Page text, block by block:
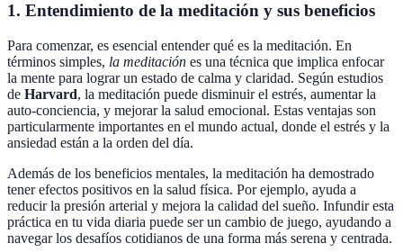
1. Entendimiento de la meditación y sus beneficios
Para comenzar, es esencial entender qué es la meditación. En
términos simples, la meditación es una técnica que implica enfocar
la mente para lograr un estado de calma y claridad. Según estudios
de Harvard, la meditación puede disminuir el estrés, aumentar la
auto-conciencia, y mejorar la salud emocional. Estas ventajas son
particularmente importantes en el mundo actual, donde el estrés y la
ansiedad están a la orden del día.
Además de los beneficios mentales, la meditación ha demostrado
tener efectos positivos en la salud física. Por ejemplo, ayuda a
reducir la presión arterial y mejora la calidad del sueño. Infundir esta
práctica en tu vida diaria puede ser un cambio de juego, ayudando a
navegar los desafíos cotidianos de una forma más serena y centrada.